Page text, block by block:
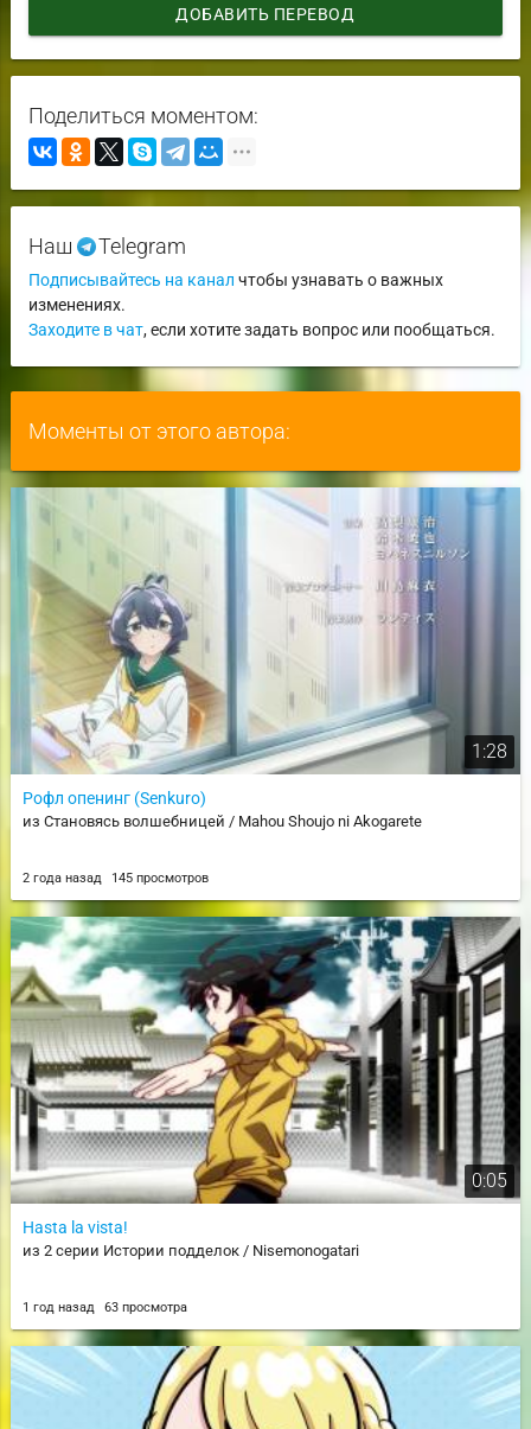
ДОБАВИТЬ ПЕРЕВОД
Поделиться моментом:
Наш Telegram
Подписывайтесь на канал чтобы узнавать о важных
изменениях.
Заходите в чат, если хотите задать вопрос или пообщаться.
Моменты от этого автора:
1:28
Рофл опенинг (Senkuro)
из Становясь волшебницей / Mahou Shoujo ni Akogarete
2 года назад 145 просмотров
0:05
Hasta la vista!
из 2 серии Истории подделок / Nisemonogatari
1 год назад 63 просмотра